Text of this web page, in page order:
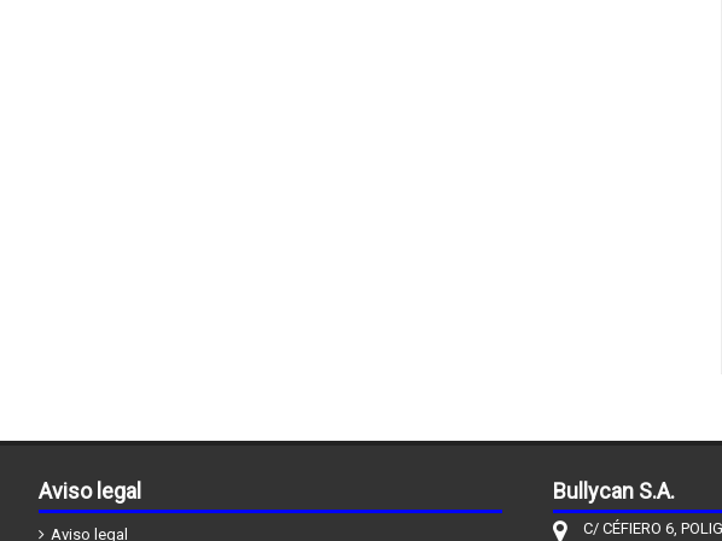
Aviso legal
Aviso legal
Bullycan S.A.
C/ CÉFIERO 6,